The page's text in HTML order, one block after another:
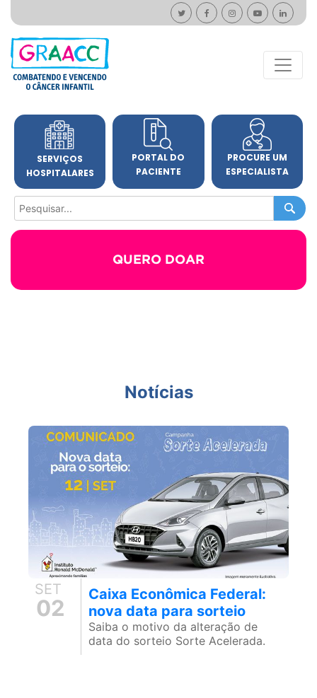
SERVIÇOS
HOSPITALARES
PORTAL DO
PACIENTE
PROCURE UM
ESPECIALISTA
QUERO DOAR
Notícias
SET
02
Caixa Econômica Federal:
nova data para sorteio
Saiba o motivo da alteração de
data do sorteio Sorte Acelerada.